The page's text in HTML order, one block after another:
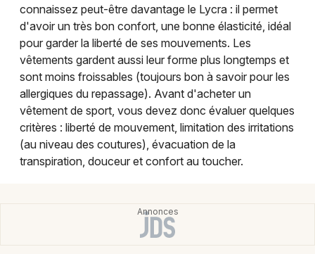
connaissez peut-être davantage le Lycra : il permet
d'avoir un très bon confort, une bonne élasticité, idéal
pour garder la liberté de ses mouvements. Les
vêtements gardent aussi leur forme plus longtemps et
sont moins froissables (toujours bon à savoir pour les
allergiques du repassage). Avant d'acheter un
vêtement de sport, vous devez donc évaluer quelques
critères : liberté de mouvement, limitation des irritations
(au niveau des coutures), évacuation de la
transpiration, douceur et confort au toucher.